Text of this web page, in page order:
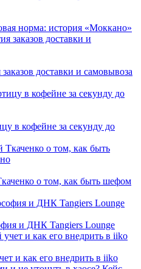
норма: история «Моккано»
доставки и самовывоза
в кофейне за секунду до
о том, как быть шефом
и ДНК Tangiers Lounge
и как его внедрить в iiko